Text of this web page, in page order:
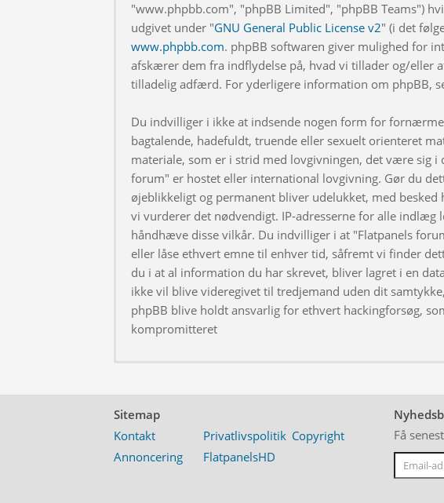
"www.phpbb.com", "phpBB Limited", "phpBB Teams")
udgivet under "GNU General Public License v2" (i det
www.phpbb.com. phpBB softwaren giver mulighed for
afskærer dem fra indflydelse på, hvad vi tillader og/eller
tilladelig adfærd. For yderligere information om phpBB,
Du indvilliger i ikke at indsende nogen form for
bagtalende, hadefuldt, truende eller sexuelt orienteret
materiale, som er i strid med lovgivningen, det være sig i
forum" er hostet eller international lovgivning. Gør du
øjeblikkeligt og permanent bliver udelukket, med
vi vurderer det nødvendigt. IP-adresserne for alle indlæg
håndhæve disse vilkår. Du indvilliger i at "Flatpanels
eller låse ethvert emne til enhver tid, såfremt vi finder
du i at al information du har skrevet, bliver lagret i en
ikke vil blive videregivet til tredjemand uden dit
phpBB blive holdt ansvarlig for ethvert hackingforsøg,
kompromitteret
Sitemap
Kontakt
Privatlivspolitik Copyright
Annoncering
FlatpanelsHD
Få